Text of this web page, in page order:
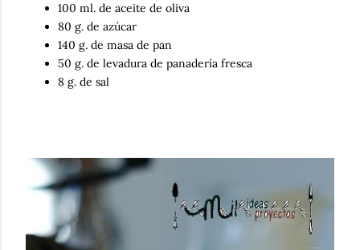
100 ml. de aceite de oliva
80 g. de azúcar
140 g. de masa de pan
50 g. de levadura de panadería fresca
8 g. de sal